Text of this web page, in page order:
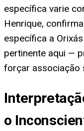
específica varie
Henrique,
específica a
pertinente aqui —
forçar associação
o